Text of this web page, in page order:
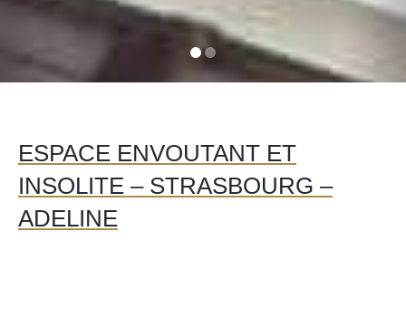
ESPACE ENVOUTANT ET
INSOLITE – STRASBOURG –
ADELINE